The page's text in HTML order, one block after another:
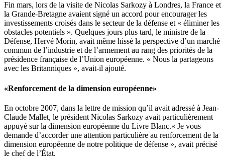
Fin mars, lors de la visite de Nicolas Sarkozy à Londres, la France et
la Grande-Bretagne avaient signé un accord pour encourager les
investissements croisés dans le secteur de la défense et « éliminer les
obstacles potentiels ». Quelques jours plus tard, le ministre de la
Défense, Hervé Morin, avait même hissé la perspective d’un marché
commun de l’industrie et de l’armement au rang des priorités de la
présidence française de l’Union européenne. « Nous la partageons
avec les Britanniques », avait-il ajouté.
«Renforcement de la dimension européenne»
En octobre 2007, dans la lettre de mission qu’il avait adressé à Jean-
Claude Mallet, le président Nicolas Sarkozy avait particulièrement
appuyé sur la dimension européenne du Livre Blanc.« Je vous
demande d’accorder une attention particulière au renforcement de la
dimension européenne de notre politique de défense », avait précisé
le chef de l’État.